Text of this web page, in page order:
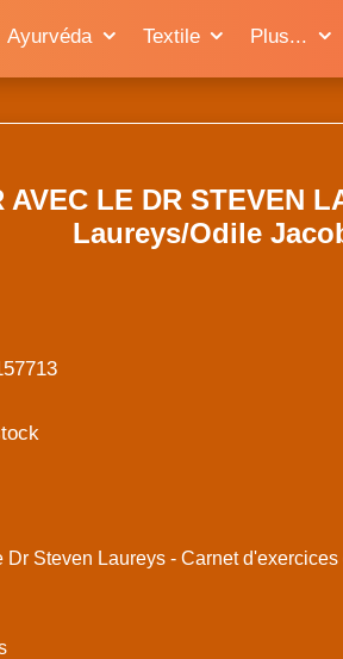
Ayurvéda Textile Plus...
AVEC LE DR STEVEN
Laureys/Odile
Dr Steven Laureys - Carnet